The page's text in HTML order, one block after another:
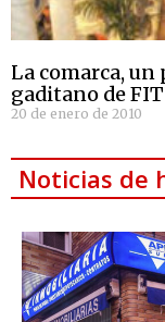
La comarca,
gaditano de
20 de enero de 2010
Noticias de